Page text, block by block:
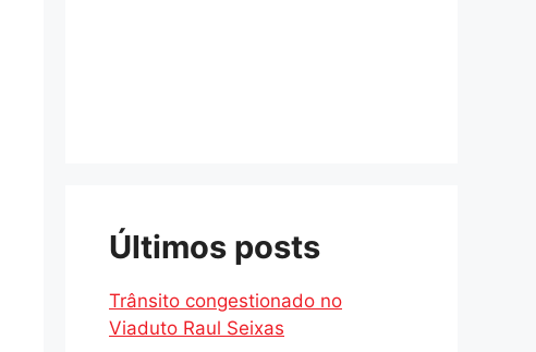
Últimos posts
Trânsito congestionado no
Viaduto Raul Seixas